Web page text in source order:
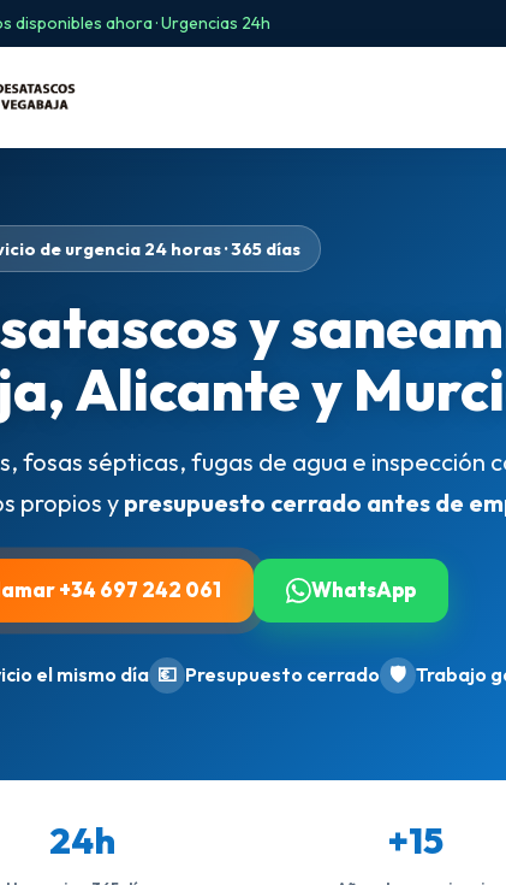
disponibles ahora · Urgencias 24h
de urgencia 24 horas · 365 días
y
Alicante y
fosas sépticas, fugas de agua e inspección
propios y presupuesto cerrado antes de
+34 697 242 061 WhatsApp
el mismo día 💶 Presupuesto cerrado 🛡️ Trabajo
24h +15